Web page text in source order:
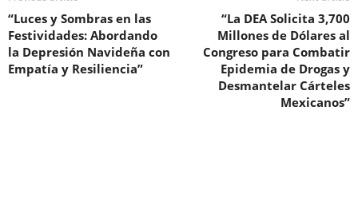
“Luces y Sombras en las
Festividades: Abordando
la Depresión Navideña con
Empatía y Resiliencia”
“La DEA Solicita 3,700
Millones de Dólares al
Congreso para Combatir
Epidemia de Drogas y
Desmantelar Cárteles
Mexicanos”